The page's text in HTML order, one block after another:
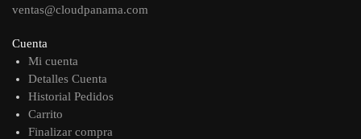
ventas@cloudpanama.com
Cuenta
Mi cuenta
Detalles Cuenta
Historial Pedidos
Carrito
Finalizar compra